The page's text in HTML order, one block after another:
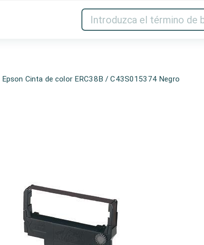
Red Audio y vídeo
Epson Cinta de color ERC38B / C43S015374 Negro